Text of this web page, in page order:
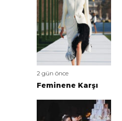
2 gün önce
Feminene Karşı